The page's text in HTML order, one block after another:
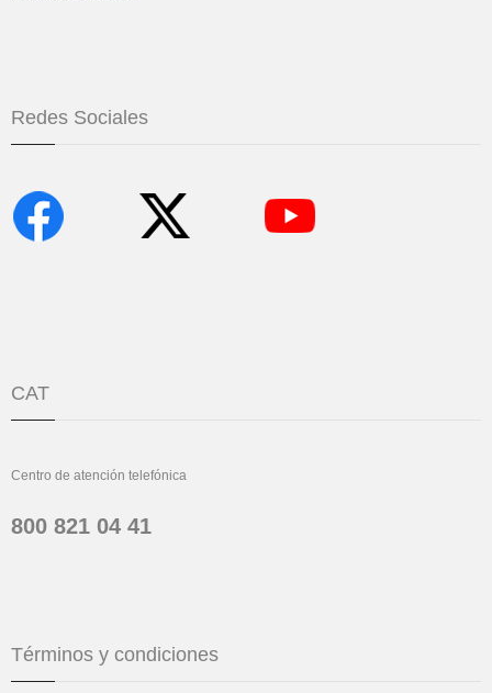
Redes Sociales
CAT
Centro de atención telefónica
800 821 04 41
Términos y condiciones